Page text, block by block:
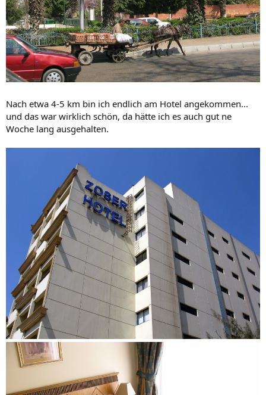
Nach etwa 4-5 km bin ich endlich am Hotel angekommen...
und das war wirklich schön, da hätte ich es auch gut ne
Woche lang ausgehalten.